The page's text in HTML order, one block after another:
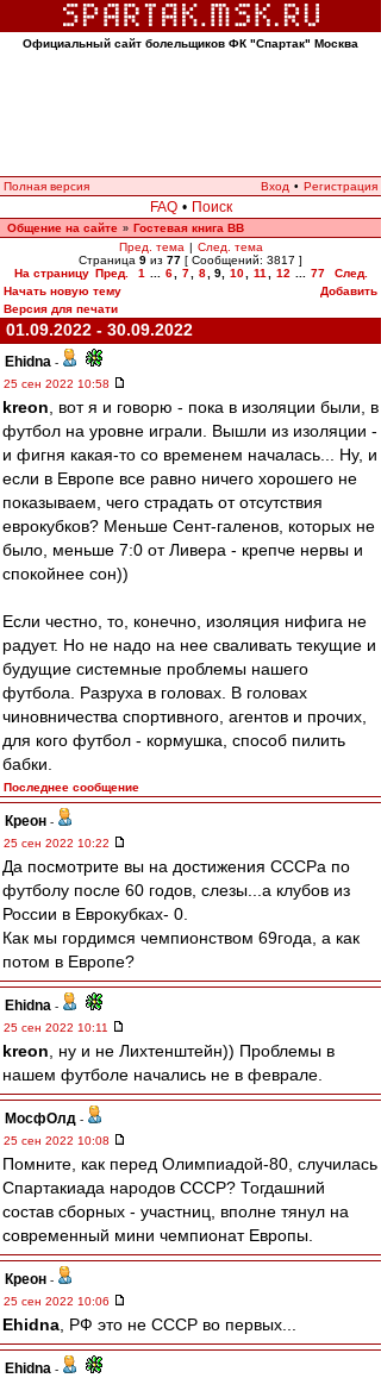
Официальный сайт болельщиков ФК "Спартак" Москва
Полная версия Вход • Регистрация
FAQ • Поиск
Общение на сайте » Гостевая книга ВВ
Пред. тема | След. тема
Страница 9 из 77 [ Сообщений: 3817 ]
На страницу Пред. 1 6 7 8 9, 10 11 12 77
След.
Начать новую тему
Добавить
Версия для печати
01.09.2022 - 30.09.2022
Ehidna -
25 сен 2022 10:58
kreon , вот я и говорю - пока в изоляции были, в
футбол на уровне играли. Вышли из изоляции -
и фигня какая-то со временем началась... Ну, и
если в Европе все равно ничего хорошего не
показываем, чего страдать от отсутствия
еврокубков? Меньше Сент-галенов, которых не
было, меньше 7:0 от Ливера - крепче нервы и
спокойнее сон))
Если честно, то, конечно, изоляция нифига не
радует. Но не надо на нее сваливать текущие и
будущие системные проблемы нашего
футбола. Разруха в головах. В головах
чиновничества спортивного, агентов и прочих,
для кого футбол - кормушка, способ пилить
бабки.
Последнее сообщение
Креон -
25 сен 2022 10:22
Да посмотрите вы на достижения СССРа по
футболу после 60 годов, слезы...а клубов из
России в Еврокубках- 0.
Как мы гордимся чемпионством 69года, а как
потом в Европе?
Ehidna -
25 сен 2022 10:11
kreon , ну и не Лихтенштейн)) Проблемы в
нашем футболе начались не в феврале.
МосфОлд -
25 сен 2022 10:08
Помните, как перед Олимпиадой-80, случилась
Спартакиада народов СССР? Тогдашний
состав сборных - участниц, вполне тянул на
современный мини чемпионат Европы.
Креон -
25 сен 2022 10:06
Ehidna , РФ это не СССР во первых...
Ehidna -